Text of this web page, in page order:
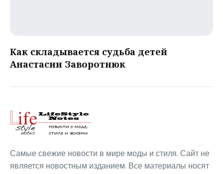
Как складывается судьба детей
Анастасии Заворотнюк
Самые свежие новости в мире моды и стиля. Сайт не
является новостным изданием. Все материалы носят